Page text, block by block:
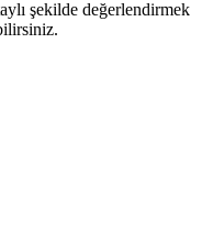
şekilde değerlendirmek